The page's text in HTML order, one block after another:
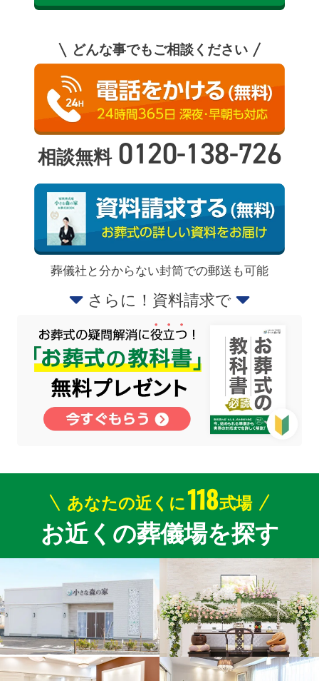
どんな事でもご相談ください
相談無料 0120-138-726
葬儀社と分からない封筒での郵送も可能
さらに！資料請求で
あなたの近くに118式場
お近くの葬儀場を探す